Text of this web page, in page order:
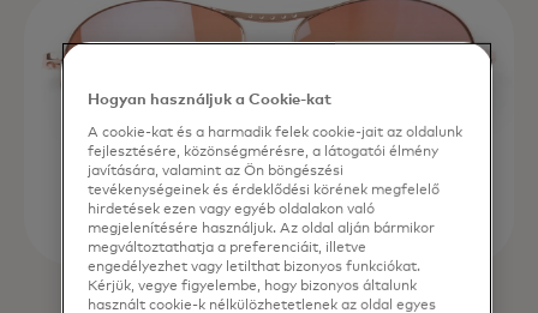
Hogyan használjuk a Cookie-kat
A cookie-kat és a harmadik felek cookie-jait az oldalunk
fejlesztésére, közönségmérésre, a látogatói élmény
javítására, valamint az Ön böngészési
tevékenységeinek és érdeklődési körének megfelelő
hirdetések ezen vagy egyéb oldalakon való
megjelenítésére használjuk. Az oldal alján bármikor
megváltoztathatja a preferenciáit, illetve
engedélyezhet vagy letilthat bizonyos funkciókat.
Kérjük, vegye figyelembe, hogy bizonyos általunk
használt cookie-k nélkülözhetetlenek az oldal egyes